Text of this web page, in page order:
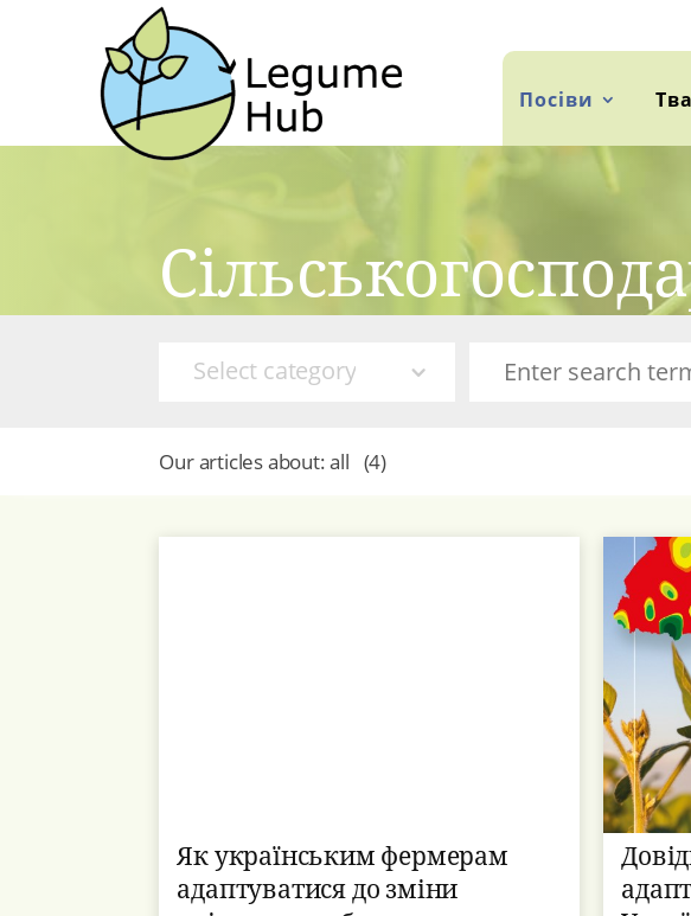
Посіви
Select category
Our articles about:all (4)
Як українським фермерам
адаптуватися до зміни